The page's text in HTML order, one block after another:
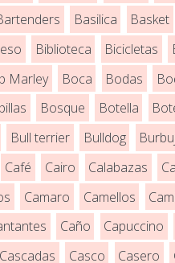
Basilica Basket
Biblioteca Bicicletas
Marley Boca Bodas
Bosque Botella
Bull terrier Bulldog
Café Cairo Calabazas
Camaro Camellos
Caño Capuccino
Cascadas Casco Casero